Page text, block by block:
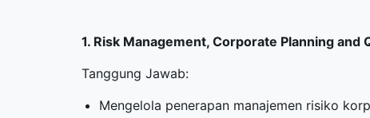
1. Risk Management, Corporate Planning and
Tanggung Jawab:
Mengelola penerapan manajemen risiko